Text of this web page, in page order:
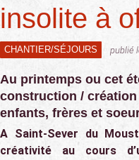
insolite à
CHANTIER/SÉJOURS publié
Au printemps ou cet
construction /
enfants, frères et
A Saint-Sever du
créativité au cours